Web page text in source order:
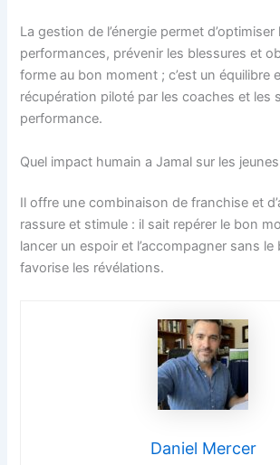
La gestion de l’énergie permet d’optimiser
performances, prévenir les blessures et
forme au bon moment ; c’est un équilibre
récupération piloté par les coaches et les
performance.
Quel impact humain a Jamal sur les
Il offre une combinaison de franchise et
rassure et stimule : il sait repérer le bon
lancer un espoir et l’accompagner sans le
favorise les révélations.
Daniel Mercer